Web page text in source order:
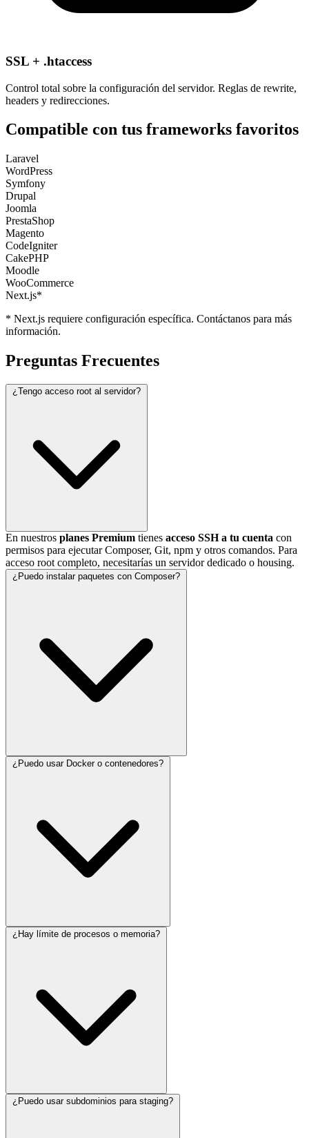
SSL + .htaccess
Control total sobre la configuración del servidor. Reglas de rewrite,
headers y redirecciones.
Compatible con tus frameworks favoritos
Laravel
WordPress
Symfony
Drupal
Joomla
PrestaShop
Magento
CodeIgniter
CakePHP
Moodle
WooCommerce
Next.js*
* Next.js requiere configuración específica. Contáctanos para más
información.
Preguntas Frecuentes
¿Tengo acceso root al servidor?
En nuestros planes Premium tienes acceso SSH a tu cuenta con
permisos para ejecutar Composer, Git, npm y otros comandos. Para
acceso root completo, necesitarías un servidor dedicado o housing.
¿Puedo instalar paquetes con Composer?
¿Puedo usar Docker o contenedores?
¿Hay límite de procesos o memoria?
¿Puedo usar subdominios para staging?